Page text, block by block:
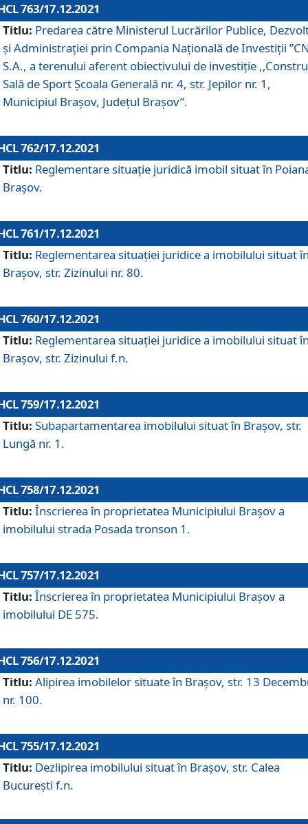
763/17.12.2021
Titlu: Predarea către Ministerul Lucrărilor Publice,
și Administrației prin Compania Naţională de Investiţii
S.A., a terenului aferent obiectivului de investiție
Sală de Sport Școala Generală nr. 4, str. Jepilor nr. 1,
Municipiul Brașov, Județul Brașov”.
762/17.12.2021
Titlu: Reglementare situație juridică imobil situat în
Brașov.
761/17.12.2021
Titlu: Reglementarea situației juridice a imobilului situat
Brașov, str. Zizinului nr. 80.
760/17.12.2021
Titlu: Reglementarea situației juridice a imobilului situat
Brașov, str. Zizinului f.n.
759/17.12.2021
Titlu: Subapartamentarea imobilului situat în Brașov, str.
Lungă nr. 1.
758/17.12.2021
Titlu: Înscrierea în proprietatea Municipiului Brașov a
imobilului strada Posada tronson 1.
757/17.12.2021
Titlu: Înscrierea în proprietatea Municipiului Brașov a
imobilului DE 575.
756/17.12.2021
Titlu: Alipirea imobilelor situate în Brașov, str. 13
nr. 100.
755/17.12.2021
Titlu: Dezlipirea imobilului situat în Brașov, str. Calea
București f.n.